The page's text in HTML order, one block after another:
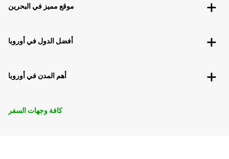
موقع مميز في البحرين
أفضل الدول في أوروبا
أهم المدن في أوروبا
كافة وجهات السفر